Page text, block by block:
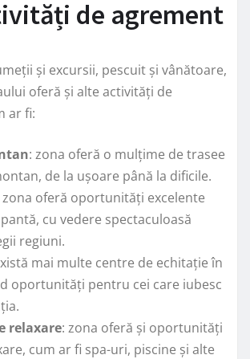
de agrement
și excursii, pescuit și vânătoare,
oferă și alte activități de
ar fi:
: zona oferă o mulțime de trasee
de la ușoare până la dificile.
zona oferă oportunități excelente
cu vedere spectaculoasă
regiuni.
mai multe centre de echitație în
oportunități pentru cei care iubesc
relaxare: zona oferă și oportunități
cum ar fi spa-uri, piscine și alte